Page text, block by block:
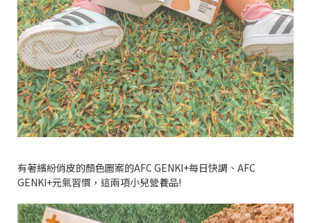
有著繽紛俏皮的顏色圖案的AFC GENKI+每日快調、AFC
GENKI+元氣習慣，這兩項小兒營養品!